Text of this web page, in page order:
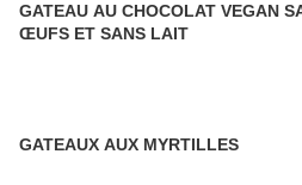
GATEAU AU CHOCOLAT VEGAN
ŒUFS ET SANS LAIT
GATEAUX AUX MYRTILLES